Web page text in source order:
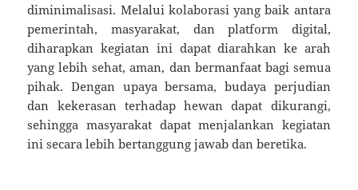
diminimalisasi. Melalui kolaborasi yang baik antara
pemerintah, masyarakat, dan platform digital,
diharapkan kegiatan ini dapat diarahkan ke arah
yang lebih sehat, aman, dan bermanfaat bagi semua
pihak. Dengan upaya bersama, budaya perjudian
dan kekerasan terhadap hewan dapat dikurangi,
sehingga masyarakat dapat menjalankan kegiatan
ini secara lebih bertanggung jawab dan beretika.